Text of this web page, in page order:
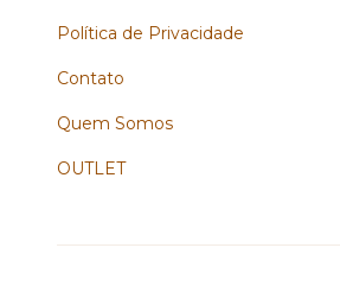
Política de Privacidade
Contato
Quem Somos
OUTLET